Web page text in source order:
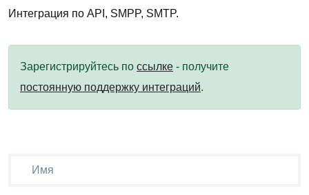
Интеграция по API, SMPP, SMTP.
Зарегистрируйтесь по ссылке - получите
постоянную поддержку интеграций.